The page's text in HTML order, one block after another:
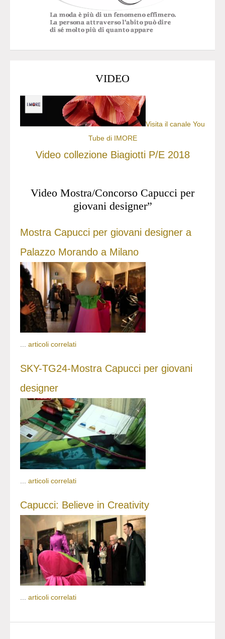
VIDEO
Visita il canale You
Tube di IMORE
Video collezione Biagiotti P/E 2018
Video Mostra/Concorso Capucci per
giovani designer”
Mostra Capucci per giovani designer a
Palazzo Morando a Milano
... articoli correlati
SKY-TG24-Mostra Capucci per giovani
designer
articoli correlati
Capucci: Believe in Creativity
... articoli correlati